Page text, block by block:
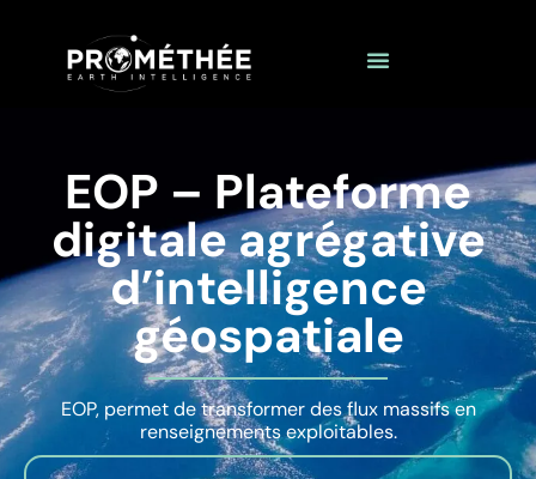
EOP – Plateforme
digitale agrégative
d’intelligence
géospatiale
EOP, permet de transformer des flux massifs en
renseignements exploitables.